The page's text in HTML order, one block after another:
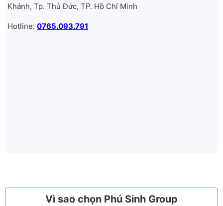
Khánh, Tp. Thủ Đức, TP. Hồ Chí Minh
Hotline: 0765.093.791
Vì sao chọn Phú Sinh Group